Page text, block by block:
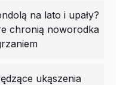
na lato i upały?
chronią noworodka
ukąszenia